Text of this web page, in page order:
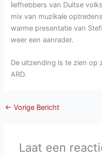
liefhebbers van Duitse
mix van muzikale
warme presentatie van
weer een aanrader.
De uitzending is te zien op
ARD.
← Vorige Bericht
Laat een